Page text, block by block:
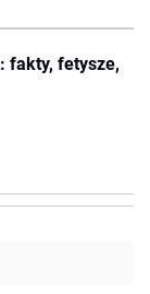
fakty, fetysze,